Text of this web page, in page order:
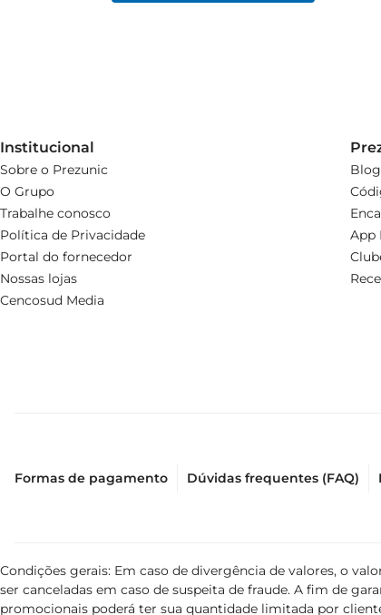
Institucional
Sobre o Prezunic
O Grupo
Trabalhe conosco
Política de Privacidade
Portal do fornecedor
Nossas lojas
Cencosud Media
App
Formas de pagamento Dúvidas frequentes (FAQ)
Condições gerais: Em caso de divergência de valores, o
ser canceladas em caso de suspeita de fraude. A fim de
promocionais poderá ter sua quantidade limitada por